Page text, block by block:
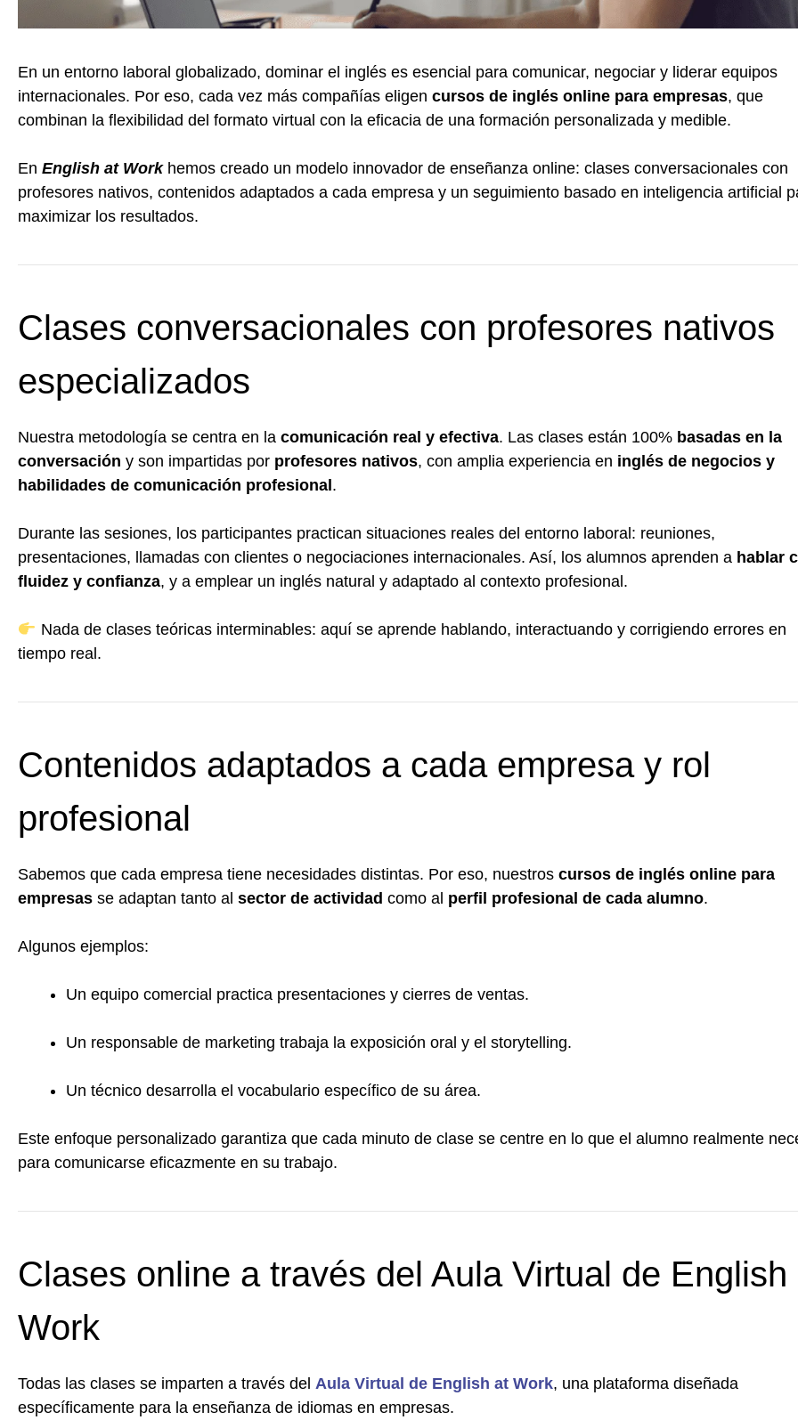
En un entorno laboral globalizado, dominar el inglés es esencial para comunicar, negociar y liderar equipos
internacionales. Por eso, cada vez más compañías eligen cursos de inglés online para empresas, que
combinan la flexibilidad del formato virtual con la eficacia de una formación personalizada y medible.
En English at Workhemos creado un modelo innovador de enseñanza online: clases conversacionales con
profesores nativos, contenidos adaptados a cada empresa y un seguimiento basado en inteligencia artificial
maximizar los resultados.
Clases conversacionales con profesores nativos
especializados
Nuestra metodología se centra en la comunicación real y efectiva. Las clases están 100% basadas en la
conversación y son impartidas por profesores nativos, con amplia experiencia en inglés de negocios y
habilidades de comunicación profesional .
Durante las sesiones, los participantes practican situaciones reales del entorno laboral: reuniones,
presentaciones, llamadas con clientes o negociaciones internacionales. Así, los alumnos aprenden a hablar
fluidez y confianza, y a emplear un inglés natural y adaptado al contexto profesional.
Nada de clases teóricas interminables: aquí se aprende hablando, interactuando y corrigiendo errores en
tiempo real.
Contenidos adaptados a cada empresa y rol
profesional
Sabemos que cada empresa tiene necesidades distintas. Por eso, nuestros cursos de inglés online para
empresas se adaptan tanto al sector de actividad como al perfil profesional de cada alumno.
Algunos ejemplos:
Un equipo comercial practica presentaciones y cierres de ventas.
Un responsable de marketing trabaja la exposición oral y el storytelling.
Un técnico desarrolla el vocabulario específico de su área.
Este enfoque personalizado garantiza que cada minuto de clase se centre en lo que el alumno realmente
para comunicarse eficazmente en su trabajo.
Clases online a través del Aula Virtual de English
Work
Todas las clases se imparten a través del Aula Virtual de English at Work, una plataforma diseñada
específicamente para la enseñanza de idiomas en empresas.